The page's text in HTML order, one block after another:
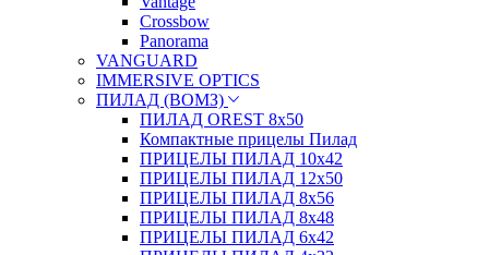
Crossbow
Panorama
VANGUARD
IMMERSIVE OPTICS
ПИЛАД (ВОМЗ)
ПИЛАД OREST 8х50
Компактные прицелы Пилад
ПРИЦЕЛЫ ПИЛАД 10х42
ПРИЦЕЛЫ ПИЛАД 12х50
ПРИЦЕЛЫ ПИЛАД 8х56
ПРИЦЕЛЫ ПИЛАД 8х48
ПРИЦЕЛЫ ПИЛАД 6х42